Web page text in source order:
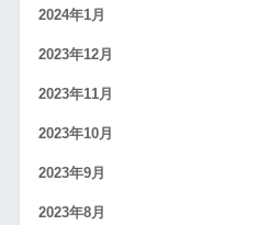
2024年1月
2023年12月
2023年11月
2023年10月
2023年9月
2023年8月